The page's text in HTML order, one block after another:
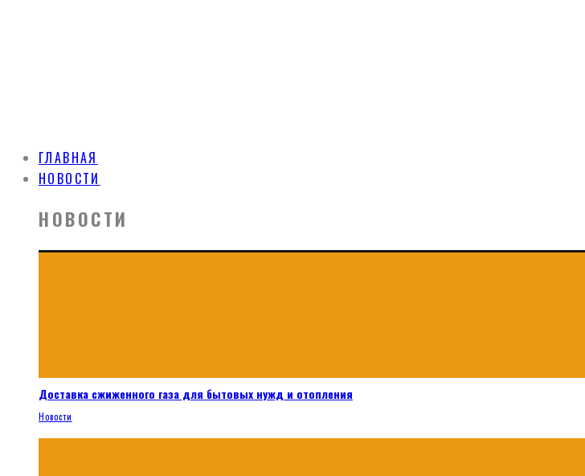
ГЛАВНАЯ
НОВОСТИ
НОВОСТИ
Доставка сжиженного газа для бытовых нужд и отопления
Новости